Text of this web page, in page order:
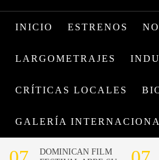
INICIO ESTRENOS
LARGOMETRAJES
CRÍTICAS LOCALES
GALERÍA